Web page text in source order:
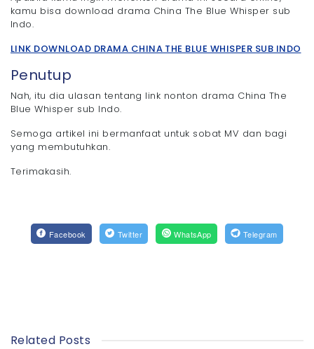
kamu bisa download drama China The Blue Whisper sub
Indo.
LINK DOWNLOAD DRAMA CHINA THE BLUE WHISPER SUB INDO
Penutup
Nah, itu dia ulasan tentang link nonton drama China The
Blue Whisper sub Indo.
Semoga artikel ini bermanfaat untuk sobat MV dan bagi
yang membutuhkan.
Terimakasih.
Facebook Twitter WhatsApp Telegram
Related Posts